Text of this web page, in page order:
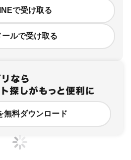
で受け取る
ールで受け取る
無料ダウンロード